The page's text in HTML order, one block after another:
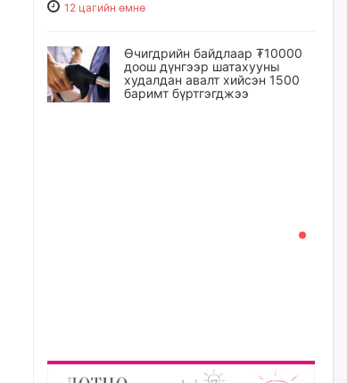
12 цагийн өмнө
Өчигдрийн байдлаар ₮10000
доош дүнгээр шатахууны
худалдан авалт хийсэн 1500
баримт бүртгэгджээ